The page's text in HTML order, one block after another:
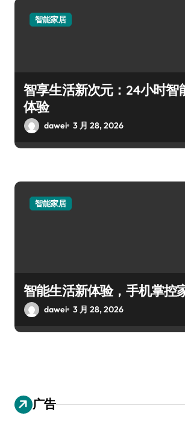
智能家居
智享生活新次元：24小时智
体验
dawei 3 月 28, 2026
智能家居
智能生活新体验，手机掌控
dawei 3 月 28, 2026
广告